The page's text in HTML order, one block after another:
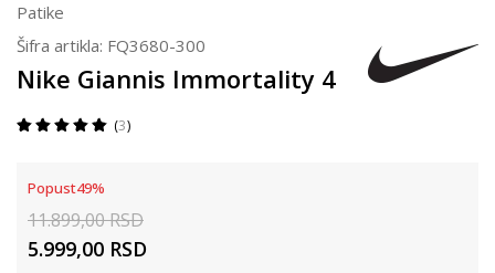
Patike
Šifra artikla: FQ3680-300
Nike Giannis Immortality 4
3
Popust49%
11.899,00RSD
5.999,00 RSD